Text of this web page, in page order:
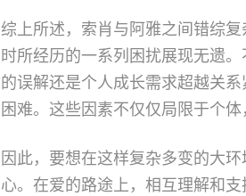
综上所述，索肖与阿雅之间错综
时所经历的一系列困扰展现无遗
的误解还是个人成长需求超越关
困难。这些因素不仅仅局限于个
因此，要想在这样复杂多变的大
心。在爱的路途上，相互理解和